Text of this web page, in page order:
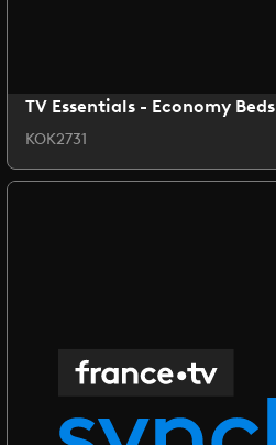
TV Essentials - Economy Beds
KOK2731